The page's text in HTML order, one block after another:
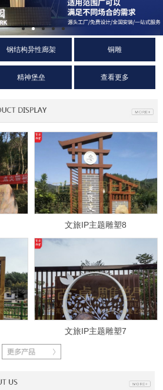
钢结构异性廊架 铜雕
精神堡垒 查看更多
文旅IP主题雕塑8
文旅IP主题雕塑7